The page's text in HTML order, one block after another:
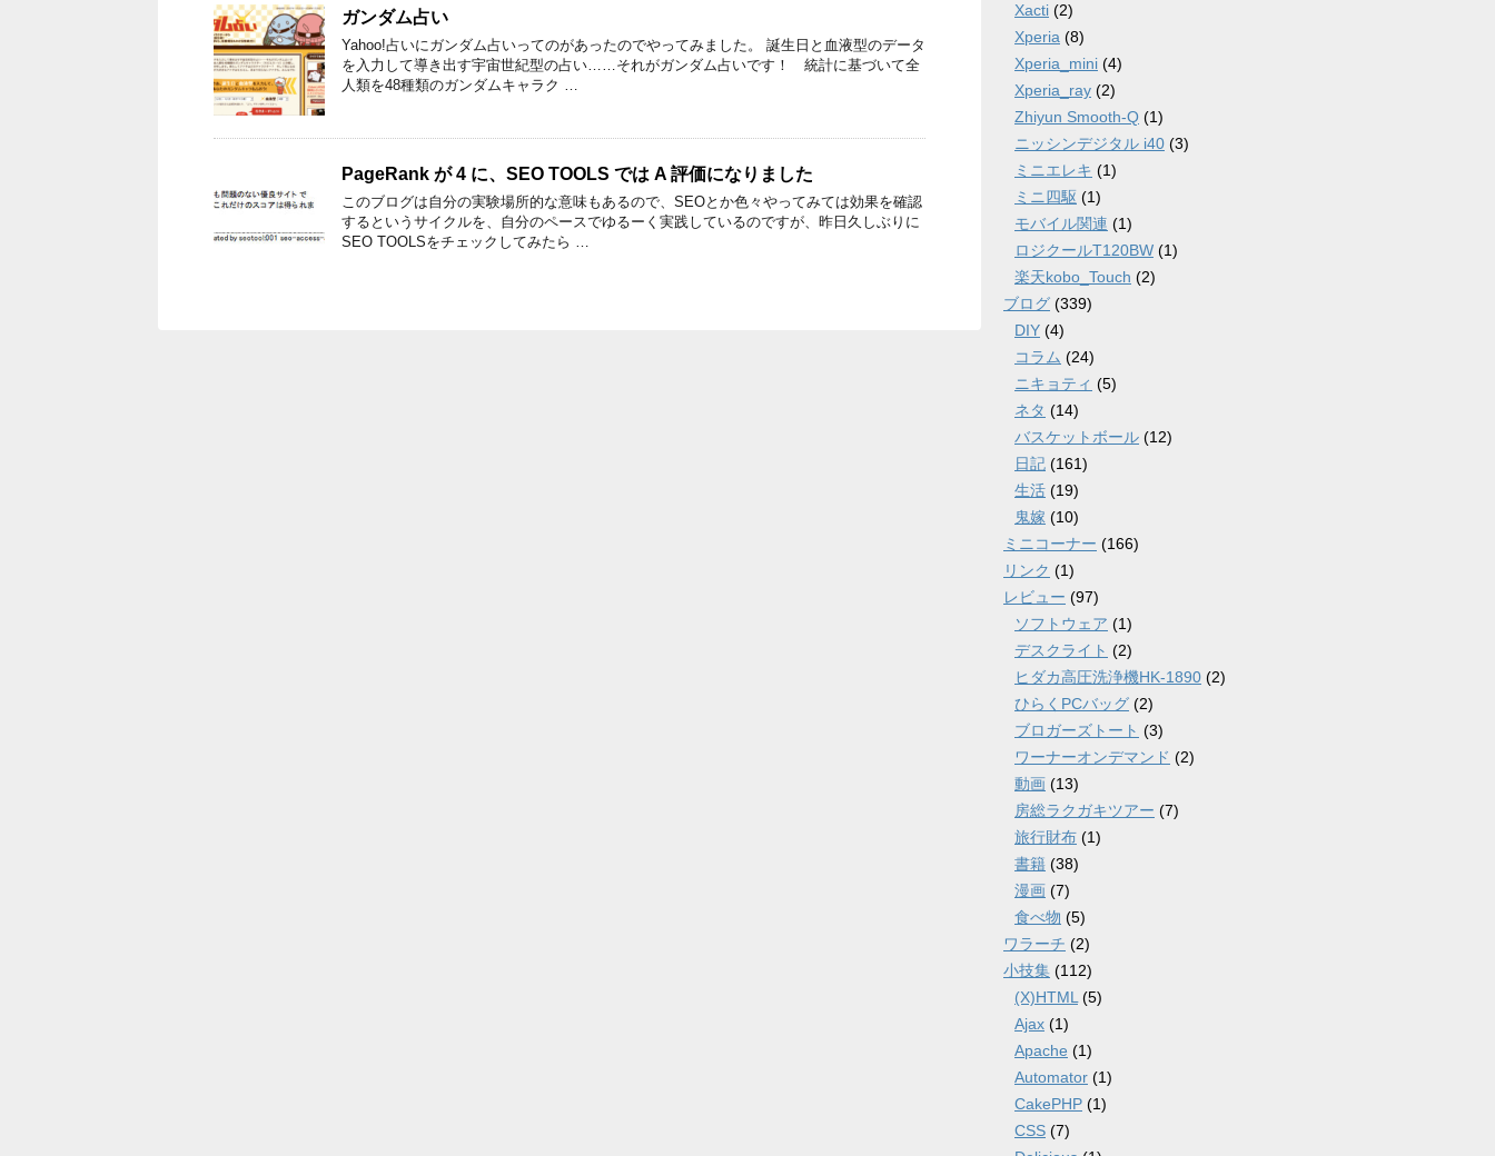
ガンダム占い
Yahoo!占いにガンダム占いってのがあったのでやってみました。 誕生日と血液型のデータ
を入力して導き出す宇宙世紀型の占い……それがガンダム占いです！ 統計に基づいて全
人類を48種類のガンダムキャラク …
PageRank が 4 に、SEO TOOLS では A 評価になりました
このブログは自分の実験場所的な意味もあるので、SEOとか色々やってみては効果を確認
するというサイクルを、自分のペースでゆるーく実践しているのですが、昨日久しぶりに
SEO TOOLSをチェックしてみたら …
Xacti (2)
Xperia (8)
Xperia_mini (4)
Xperia_ray (2)
Zhiyun Smooth-Q (1)
ニッシンデジタル i40 (3)
ミニエレキ (1)
ミニ四駆 (1)
モバイル関連 (1)
ロジクールT120BW (1)
楽天kobo_Touch (2)
ブログ (339)
DIY (4)
コラム (24)
ニキョティ (5)
ネタ (14)
バスケットボール (12)
日記 (161)
生活 (19)
鬼嫁 (10)
ミニコーナー (166)
リンク (1)
レビュー (97)
ソフトウェア (1)
デスクライト (2)
ヒダカ高圧洗浄機HK-1890 (2)
ひらくPCバッグ (2)
ブロガーズトート (3)
ワーナーオンデマンド (2)
動画 (13)
房総ラクガキツアー (7)
旅行財布 (1)
書籍 (38)
漫画 (7)
食べ物 (5)
ワラーチ (2)
小技集 (112)
(X)HTML (5)
Ajax (1)
Apache (1)
Automator (1)
CakePHP (1)
CSS (7)